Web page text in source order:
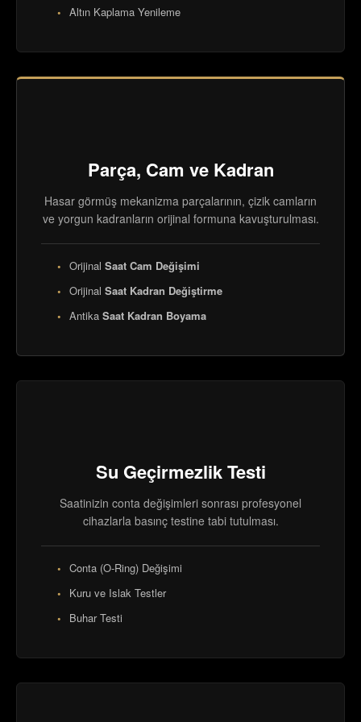
Altın Kaplama Yenileme
Parça, Cam ve Kadran
Hasar görmüş mekanizma parçalarının, çizik camların
ve yorgun kadranların orijinal formuna kavuşturulması.
Orijinal Saat Cam Değişimi
Orijinal Saat Kadran Değiştirme
Antika Saat Kadran Boyama
Su Geçirmezlik Testi
Saatinizin conta değişimleri sonrası profesyonel
cihazlarla basınç testine tabi tutulması.
Conta (O-Ring) Değişimi
Kuru ve Islak Testler
Buhar Testi